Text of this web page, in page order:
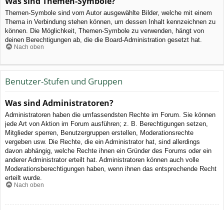
Themen-Symbole sind vom Autor ausgewählte Bilder, welche mit einem
Thema in Verbindung stehen können, um dessen Inhalt kennzeichnen zu
können. Die Möglichkeit, Themen-Symbole zu verwenden, hängt von
deinen Berechtigungen ab, die die Board-Administration gesetzt hat.
Nach oben
Benutzer-Stufen und Gruppen
Was sind Administratoren?
Administratoren haben die umfassendsten Rechte im Forum. Sie können
jede Art von Aktion im Forum ausführen; z. B. Berechtigungen setzen,
Mitglieder sperren, Benutzergruppen erstellen, Moderationsrechte
vergeben usw. Die Rechte, die ein Administrator hat, sind allerdings
davon abhängig, welche Rechte ihnen ein Gründer des Forums oder ein
anderer Administrator erteilt hat. Administratoren können auch volle
Moderationsberechtigungen haben, wenn ihnen das entsprechende Recht
erteilt wurde.
Nach oben